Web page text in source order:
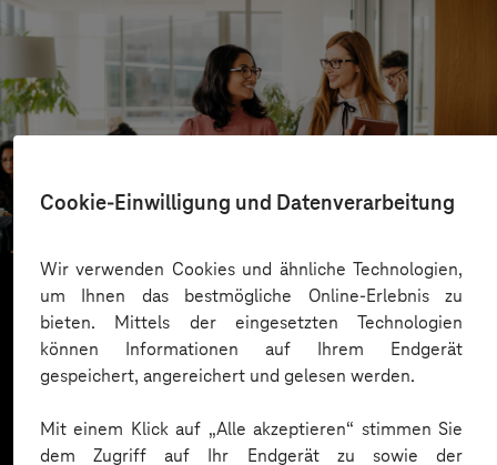
Cookie-Einwilligung und Datenverarbeitung
Wir verwenden Cookies und ähnliche Technologien,
um Ihnen das bestmögliche Online-Erlebnis zu
bieten. Mittels der eingesetzten Technologien
können Informationen auf Ihrem Endgerät
gespeichert, angereichert und gelesen werden.
Mit einem Klick auf „Alle akzeptieren“ stimmen Sie
dem Zugriff auf Ihr Endgerät zu sowie der
Gut informiert dank mobiler App
Mehr laden